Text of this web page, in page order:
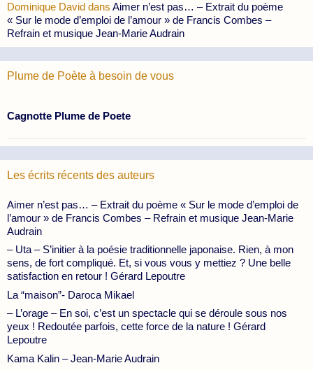
Dominique David dans Aimer n’est pas… – Extrait du poème
« Sur le mode d’emploi de l’amour » de Francis Combes –
Refrain et musique Jean-Marie Audrain
Plume de Poète à besoin de vous
Cagnotte Plume de Poete
Les écrits récents des auteurs
Aimer n’est pas… – Extrait du poème « Sur le mode d’emploi de
l’amour » de Francis Combes – Refrain et musique Jean-Marie
Audrain
– Uta – S’initier à la poésie traditionnelle japonaise. Rien, à mon
sens, de fort compliqué. Et, si vous vous y mettiez ? Une belle
satisfaction en retour ! Gérard Lepoutre
La “maison”- Daroca Mikael
– L’orage – En soi, c’est un spectacle qui se déroule sous nos
yeux ! Redoutée parfois, cette force de la nature ! Gérard
Lepoutre
Kama Kalin – Jean-Marie Audrain